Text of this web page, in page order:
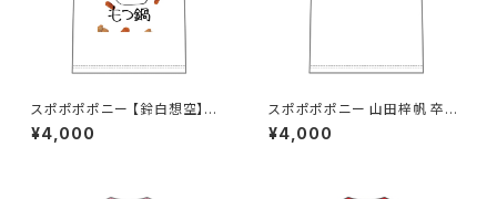
スポポポポニー 【鈴白想空】生
誕祭 そらちゃんが熱が出た時に
見そうな夢Tシャツ S〜XLサイ
¥4,000
スポポポポニー 山田梓帆 卒業
記念Tシャツ S〜XLサイズ
¥4,000